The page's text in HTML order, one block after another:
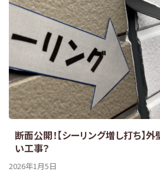
断面公開！【シーリング増し打ち】
い工事？
2026年1月5日